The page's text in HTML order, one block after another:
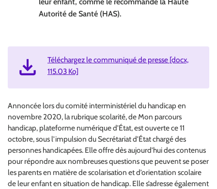
Autorité de Santé (HAS).
Téléchargez le communiqué de presse [docx,
115.03 Ko]
Annoncée lors du comité interministériel du handicap en
novembre 2020, la rubrique scolarité, de Mon parcours
handicap, plateforme numérique d’État, est ouverte ce 11
octobre, sous l’impulsion du Secrétariat d’État chargé des
personnes handicapées. Elle offre dès aujourd’hui des contenus
pour répondre aux nombreuses questions que peuvent se poser
les parents en matière de scolarisation et d’orientation scolaire
de leur enfant en situation de handicap. Elle s’adresse également